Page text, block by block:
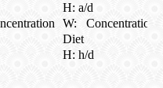
H: a/d
W: Concentration
Diet
H: h/d